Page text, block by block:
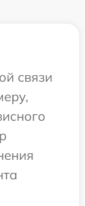
связи